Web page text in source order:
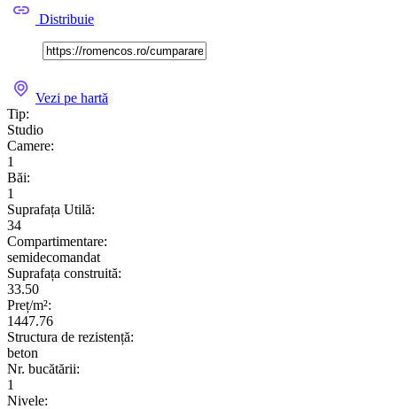
Distribuie
Vezi pe hartă
Tip:
Studio
Camere:
1
Băi:
1
Suprafața Utilă:
34
Compartimentare:
semidecomandat
Suprafața construită:
33.50
Preț/m²:
1447.76
Structura de rezistență:
beton
Nr. bucătării:
1
Nivele: